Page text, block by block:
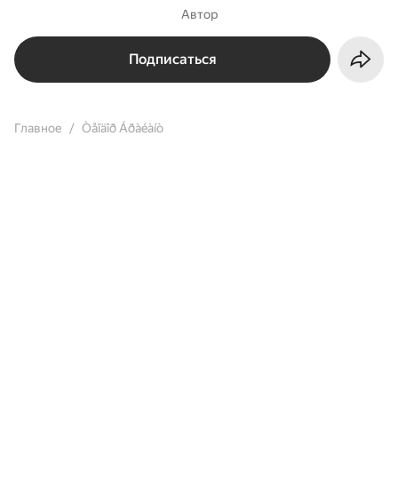
Автор
Подписаться
Главное Òåîäîð Áðàéàíò